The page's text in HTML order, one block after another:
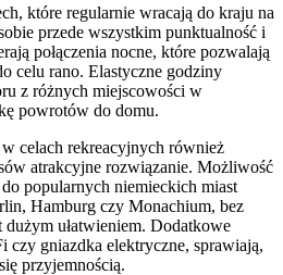
które regularnie wracają do kraju na
przede wszystkim punktualność i
połączenia nocne, które pozwalają
celu rano. Elastyczne godziny
z różnych miejscowości w
powrotów do domu.
celach rekreacyjnych również
atrakcyjne rozwiązanie. Możliwość
popularnych niemieckich miast
Hamburg czy Monachium, bez
dużym ułatwieniem. Dodatkowe
czy gniazdka elektryczne, sprawiają,
przyjemnością.